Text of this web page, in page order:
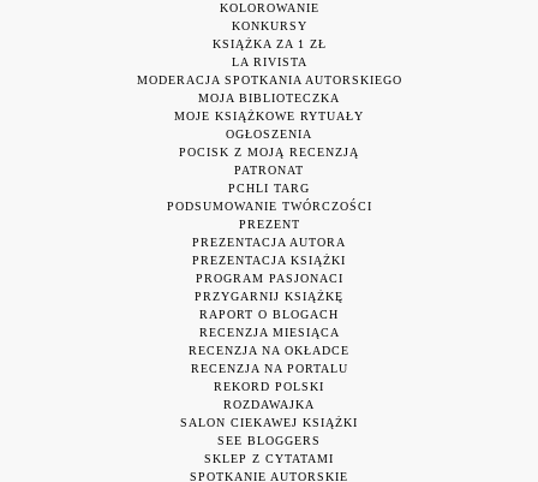
KOLOROWANIE
KONKURSY
KSIĄŻKA ZA 1 ZŁ
LA RIVISTA
MODERACJA SPOTKANIA AUTORSKIEGO
MOJA BIBLIOTECZKA
MOJE KSIĄŻKOWE RYTUAŁY
OGŁOSZENIA
POCISK Z MOJĄ RECENZJĄ
PATRONAT
PCHLI TARG
PODSUMOWANIE TWÓRCZOŚCI
PREZENT
PREZENTACJA AUTORA
PREZENTACJA KSIĄŻKI
PROGRAM PASJONACI
PRZYGARNIJ KSIĄŻKĘ
RAPORT O BLOGACH
RECENZJA MIESIĄCA
RECENZJA NA OKŁADCE
RECENZJA NA PORTALU
REKORD POLSKI
ROZDAWAJKA
SALON CIEKAWEJ KSIĄŻKI
SEE BLOGGERS
SKLEP Z CYTATAMI
SPOTKANIE AUTORSKIE